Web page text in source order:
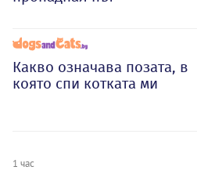
Какво означава позата, в
която спи котката ми
1 час